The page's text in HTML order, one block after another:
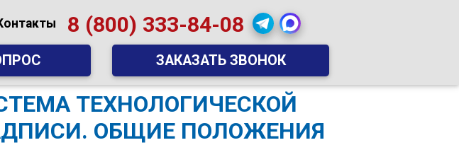
8 (800) 333-84-08
ЗАКАЗАТЬ ЗВОНОК
ТЕХНОЛОГИЧЕСКОЙ
ОБЩИЕ ПОЛОЖЕНИЯ